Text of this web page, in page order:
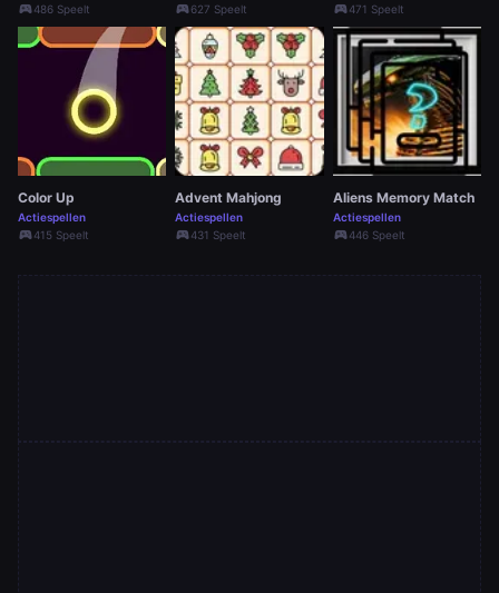
sports_esports486 Speelt sports_esports627 Speelt sports_esports471 Speelt
Color Up
Actiespellen
sports_esports415 Speelt
Advent Mahjong
Actiespellen
sports_esports431 Speelt
Aliens Memory Match
Actiespellen
sports_esports446 Speelt